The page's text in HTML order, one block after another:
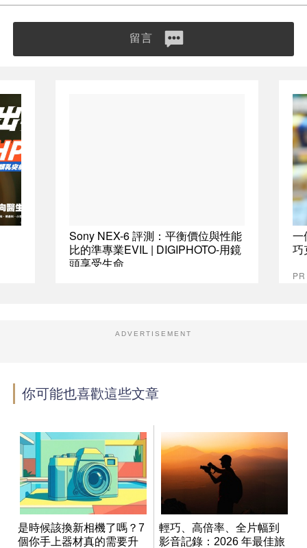
留言
Sony NEX-6 評測：平衡價位與性能
比的準專業EVIL | DIGIPHOTO-用鏡
頭享受生命
一
巧
ADVERTISEMENT
你可能也喜歡這些文章
是時候該換新相機了嗎？7
個你手上器材真的需要升
輕巧、高倍率、全片幅到
影音記錄：2026 年最佳旅